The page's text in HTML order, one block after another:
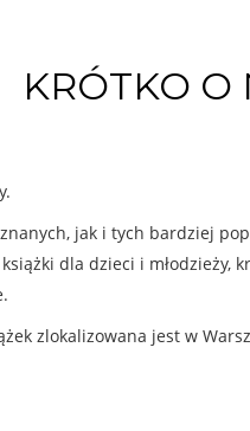
KRÓTKO O
jak i tych bardziej
dla dzieci i
zlokalizowana jest w